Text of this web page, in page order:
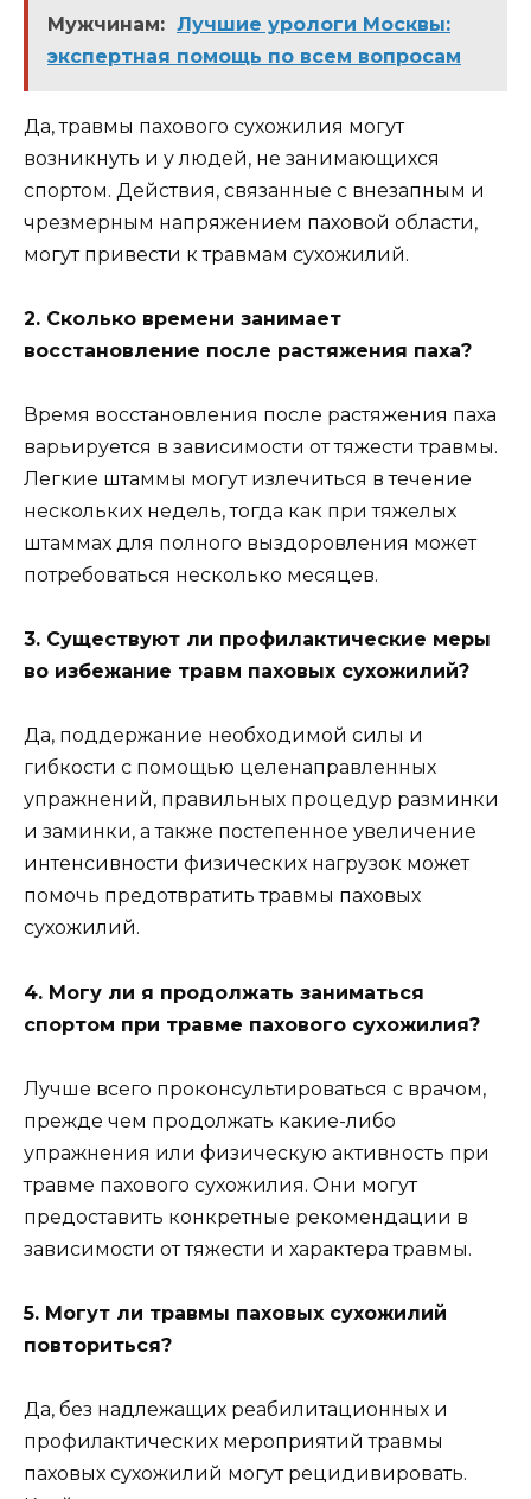
Мужчинам: Лучшие урологи Москвы:
экспертная помощь по всем вопросам
Да, травмы пахового сухожилия могут
возникнуть и у людей, не занимающихся
спортом. Действия, связанные с внезапным и
чрезмерным напряжением паховой области,
могут привести к травмам сухожилий.
2. Сколько времени занимает
восстановление после растяжения паха?
Время восстановления после растяжения паха
варьируется в зависимости от тяжести травмы.
Легкие штаммы могут излечиться в течение
нескольких недель, тогда как при тяжелых
штаммах для полного выздоровления может
потребоваться несколько месяцев.
3. Существуют ли профилактические меры
во избежание травм паховых сухожилий?
Да, поддержание необходимой силы и
гибкости с помощью целенаправленных
упражнений, правильных процедур разминки
и заминки, а также постепенное увеличение
интенсивности физических нагрузок может
помочь предотвратить травмы паховых
сухожилий.
4. Могу ли я продолжать заниматься
спортом при травме пахового сухожилия?
Лучше всего проконсультироваться с врачом,
прежде чем продолжать какие-либо
упражнения или физическую активность при
травме пахового сухожилия. Они могут
предоставить конкретные рекомендации в
зависимости от тяжести и характера травмы.
5. Могут ли травмы паховых сухожилий
повториться?
Да, без надлежащих реабилитационных и
профилактических мероприятий травмы
паховых сухожилий могут рецидивировать.